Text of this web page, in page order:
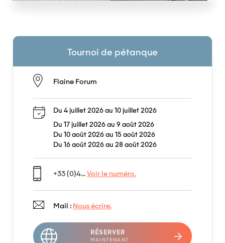
Tournoi de pétanque
Flaine Forum
Du 4 juillet 2026 au 10 juillet 2026
Du 17 juillet 2026 au 9 août 2026
Du 10 août 2026 au 15 août 2026
Du 16 août 2026 au 28 août 2026
+33 (0)4... Voir le numéro.
Mail : Nous écrire.
RÉSERVER
MAINTENANT